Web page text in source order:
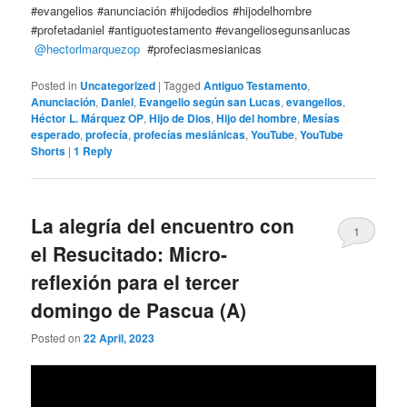
#evangelios #anunciación #hijodedios #hijodelhombre
#profetadaniel #antiguotestamento #evangeliosegunsanlucas
@hectorlmarquezop #profeciasmesianicas
Posted in Uncategorized |Tagged Antiguo Testamento,
Anunciación, Daniel, Evangelio según san Lucas,evangelios,
Héctor L. Márquez OP,Hijo de Dios,Hijo del hombre,Mesías
esperado,profecía,profecías mesiánicas,YouTube,YouTube
Shorts |1 Reply
La alegría del encuentro con
el Resucitado: Micro-
reflexión para el tercer
domingo de Pascua (A)
Posted on22 April, 2023
1